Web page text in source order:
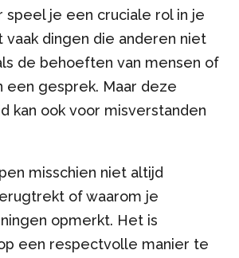
speel je een cruciale rol in je
vaak dingen die anderen niet
de behoeften van mensen of
een gesprek. Maar deze
kan ook voor misverstanden
misschien niet altijd
of waarom je
opmerkt. Het is
een respectvolle manier te